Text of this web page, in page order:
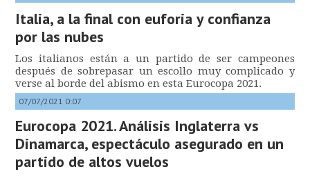
Italia, a la final con euforia y confianza
por las nubes
Los italianos están a un partido de ser campeones
después de sobrepasar un escollo muy complicado y
verse al borde del abismo en esta Eurocopa 2021.
07/07/2021 0:07
Eurocopa 2021. Análisis Inglaterra vs
Dinamarca, espectáculo asegurado en un
partido de altos vuelos